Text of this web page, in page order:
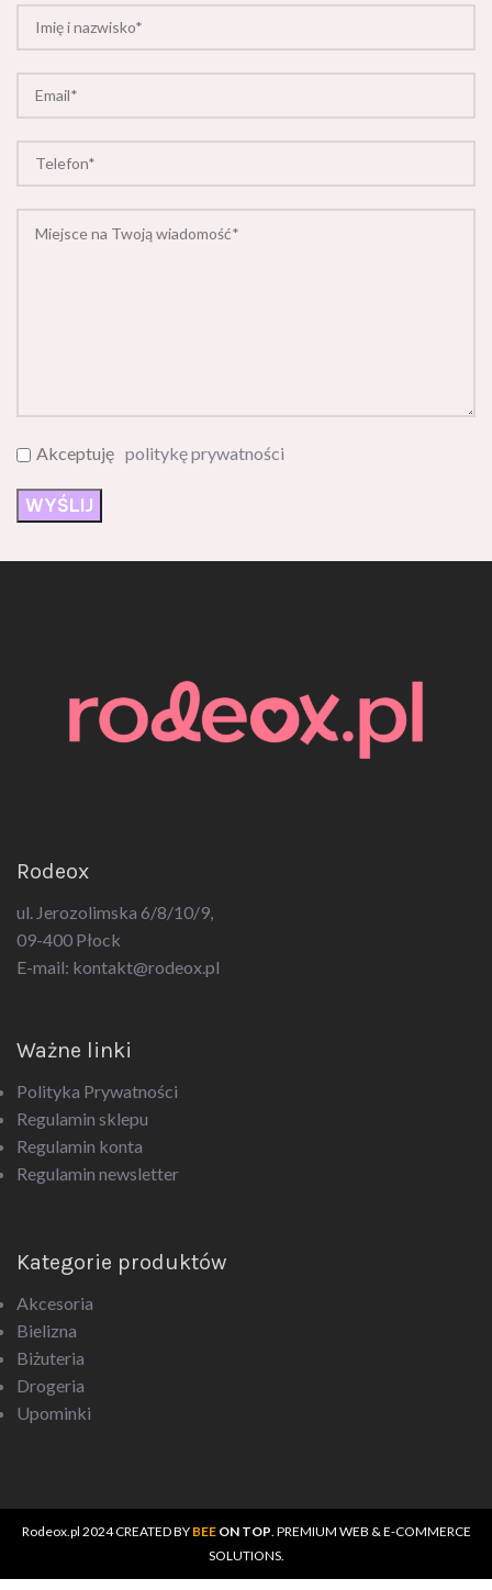
Akceptuję politykę prywatności
Rodeox
ul. Jerozolimska 6/8/10/9,
09-400 Płock
E-mail: kontakt@rodeox.pl
Ważne linki
Polityka Prywatności
Regulamin sklepu
Regulamin konta
Regulamin newsletter
Kategorie produktów
Akcesoria
Bielizna
Biżuteria
Drogeria
Upominki
Rodeox.pl 2024 CREATED BY BEEON TOP . PREMIUM WEB & E-COMMERCE
SOLUTIONS.